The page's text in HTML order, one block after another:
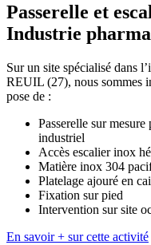
Passerelle et
Industrie
Sur un site spécialisé dans
REUIL (27), nous sommes
pose de :
Passerelle sur
industriel
Accès escalier inox
Matière inox 304
Platelage ajouré en
Fixation sur pied
Intervention sur site
En savoir + sur cette activité